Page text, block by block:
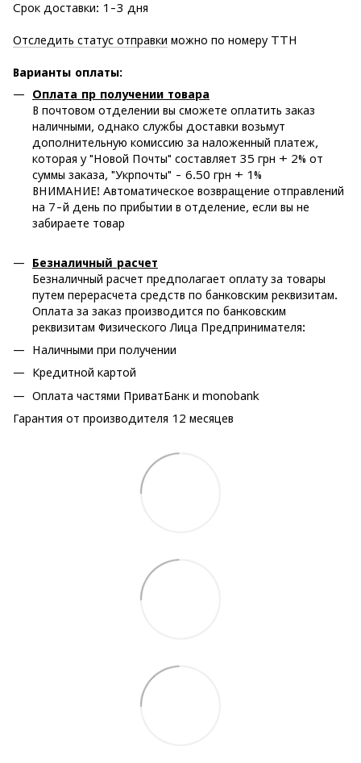
Срок доставки: 1-3 дня
Отследить статус отправки можно по номеру ТТН
Варианты оплаты:
Оплата пр получении товара
В почтовом отделении вы сможете оплатить заказ
наличными, однако службы доставки возьмут
дополнительную комиссию за наложенный платеж,
которая у "Новой Почты" составляет 35 грн + 2% от
суммы заказа, "Укрпочты" - 6.50 грн + 1%
ВНИМАНИЕ! Автоматическое возвращение отправлений
на 7-й день по прибытии в отделение, если вы не
забираете товар
Безналичный расчет
Безналичный расчет предполагает оплату за товары
путем перерасчета средств по банковским реквизитам.
Оплата за заказ производится по банковским
реквизитам Физического Лица Предпринимателя:
Наличными при получении
Кредитной картой
Оплата частями ПриватБанк и monobank
Гарантия от производителя 12 месяцев